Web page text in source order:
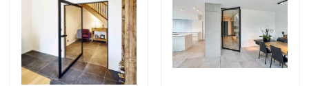
Viaje de la fábrica
Control de calidad